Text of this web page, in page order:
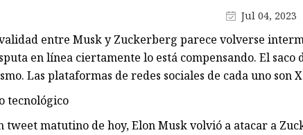
Máquina troqueladora de libros
Máquina cortadora de materiales
Jul 04, 2023
entre Musk y Zuckerberg parece volverse
en línea ciertamente lo está compensando. El
Las plataformas de redes sociales de cada uno son
tecnológico
tweet matutino de hoy, Elon Musk volvió a atacar a